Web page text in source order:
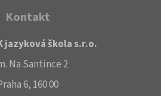
Kontakt
jazyková škola s.r.o.
Na Santince 2
6, 160 00